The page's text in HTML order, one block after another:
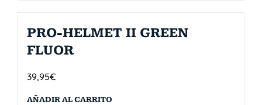
PRO-HELMET II GREEN
FLUOR
39,95€
AÑADIR AL CARRITO